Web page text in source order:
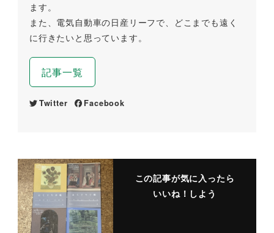
ます。
また、電気自動車の日産リーフで、どこまでも遠く
に行きたいと思っています。
記事一覧
Twitter Facebook
この記事が気に入ったら
いいね！しよう